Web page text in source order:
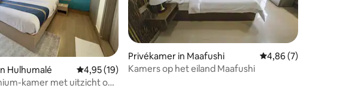
van 5 uit 5, 4 recensies
Hulhumalé Gemiddelde beoordeling van 4,95 uit 5, 19 recensies
4,95 (19)
kamer met uitzicht op
Privékamer in Maafushi Gemiddelde
4,86 (7)
Kamers op het eiland Maafushi